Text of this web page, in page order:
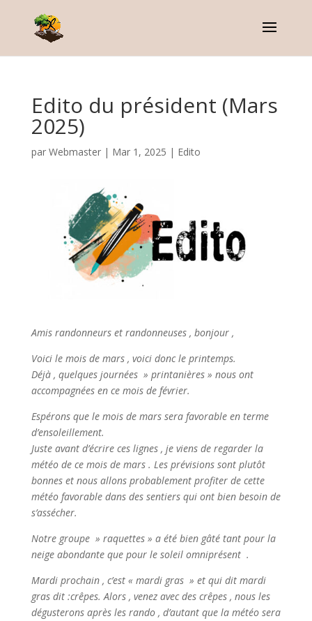
Edito du président (Mars
2025)
par Webmaster| Mar 1, 2025 | Edito
Amis randonneurs et randonneuses , bonjour ,
Voici le mois de mars , voici donc le printemps.
Déjà , quelques journées » printanières » nous ont
accompagnées en ce mois de février.
Espérons que le mois de mars sera favorable en terme
d’ensoleillement.
Juste avant d’écrire ces lignes , je viens de regarder la
météo de ce mois de mars . Les prévisions sont plutôt
bonnes et nous allons probablement profiter de cette
météo favorable dans des sentiers qui ont bien besoin de
s’assécher.
Notre groupe » raquettes » a été bien gâté tant pour la
neige abondante que pour le soleil omniprésent .
Mardi prochain , c’est « mardi gras » et qui dit mardi
gras dit :crêpes.Alors , venez avec des crêpes , nous les
dégusterons après les rando , d’autant que la météo sera